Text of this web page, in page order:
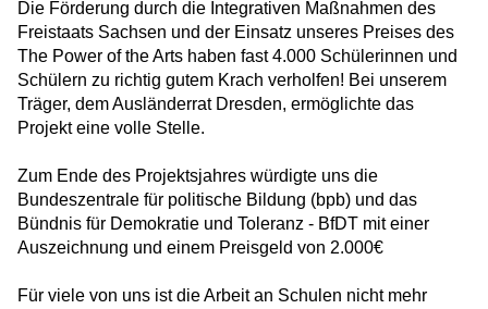
Die Förderung durch die Integrativen Maßnahmen des
Freistaats Sachsen und der Einsatz unseres Preises des
The Power of the Arts haben fast 4.000 Schülerinnen und
Schülern zu richtig gutem Krach verholfen! Bei unserem
Träger, dem Ausländerrat Dresden, ermöglichte das
Projekt eine volle Stelle.
Zum Ende des Projektsjahres würdigte uns die
Bundeszentrale für politische Bildung (bpb) und das
Bündnis für Demokratie und Toleranz - BfDT mit einer
Auszeichnung und einem Preisgeld von 2.000€
Für viele von uns ist die Arbeit an Schulen nicht mehr